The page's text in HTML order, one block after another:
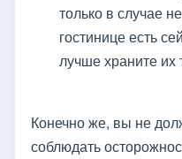
только в случае
гостинице есть
лучше храните их
Конечно же, вы не
соблюдать